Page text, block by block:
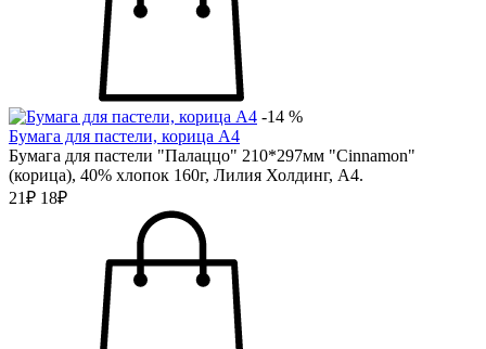
-14 %
Бумага для пастели, корица А4
Бумага для пастели "Палаццо" 210*297мм "Cinnamon"
(корица), 40% хлопок 160г, Лилия Холдинг, А4.
21₽ 18₽